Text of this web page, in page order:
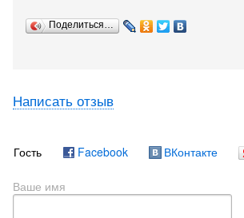
Поделиться…
Написать отзыв
Гость Facebook ВКонтакте
Ваше имя